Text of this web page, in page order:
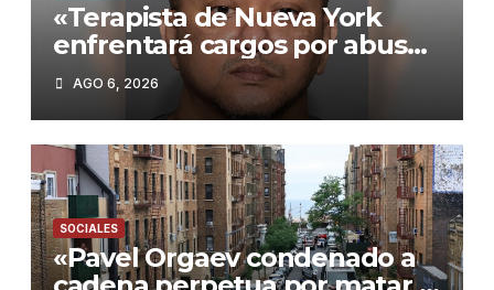
«Terapista de Nueva York
enfrentará cargos por abuso
sexual a menor: Autoridades
investigan posibles casos
adicionales»
AGO 6, 2026
SOCIALES
«Pavel Orgaev condenado a